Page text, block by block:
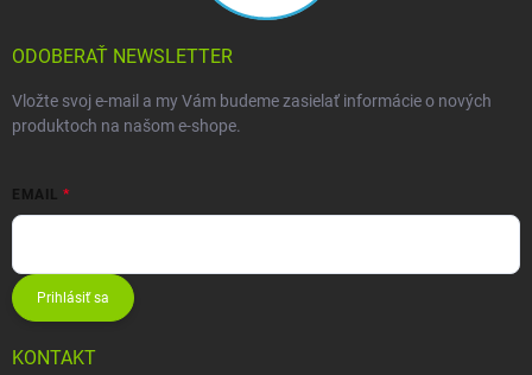
ODOBERAŤ NEWSLETTER
Vložte svoj e-mail a my Vám budeme zasielať informácie o nových
produktoch na našom e-shope.
EMAIL
Prihlásiť sa
KONTAKT